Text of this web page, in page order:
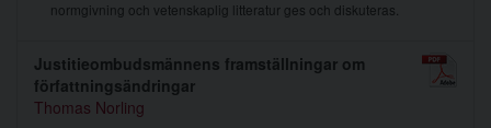
normgivning och vetenskaplig litteratur ges och diskuteras.
Justitieombudsmännens framställningar om
författningsändringar
Thomas Norling